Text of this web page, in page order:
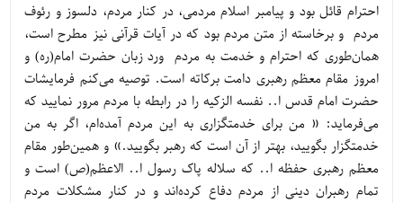
احترام قائل بود و پیامبر اسلام مردمی، در کنار مردم، دلسوز و رئوف
مردم و برخاسته از متن مردم بود که در آیات قرآنی نیز مطرح است،
همان‌طوری که احترام و خدمت به مردم ورد زبان حضرت امام(ره) و
امروز مقام معظم رهبری دامت برکاته است. توصیه می‌کنم فرمایشات
حضرت امام قدس ا.. نفسه الزکیه را در رابطه با مردم مرور نمایید که
می‌فرماید: « من برای خدمتگزاری به این مردم آمده‌ام، اگر به من
خدمتگزار بگویید، بهتر از آن است که رهبر بگویید.» و همین‌طور مقام
معظم رهبری حفظه ا.. که سلاله پاک رسول ا.. الاعظم(ص) است و
تمام رهبران دینی از مردم دفاع کرده‌اند و در کنار مشکلات مردم